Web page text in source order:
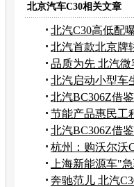
北京汽车C30相关文章
北汽C30高低配
出口
北汽首款北京牌
下线
品质为先 北汽微
测试
北汽启动小型车
式亮相
北汽BC306Z借
车启动
节能产品惠民工
汇总
北汽BC306Z借
微客
杭州：购沃尔沃
导航
上海新能源车"
辆
奔驰范儿 北汽